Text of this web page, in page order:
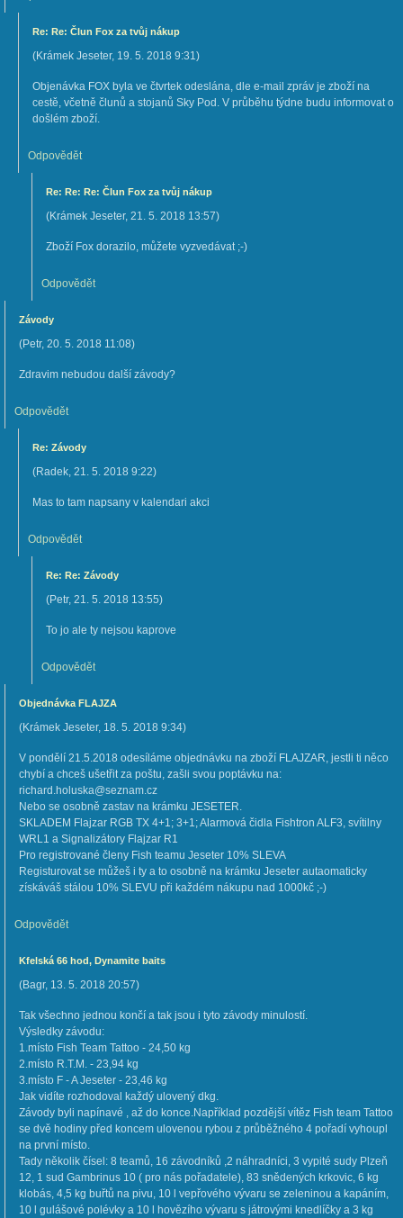
Re: Re: Člun Fox za tvůj nákup
(Krámek Jeseter, 19. 5. 2018 9:31)
Objenávka FOX byla ve čtvrtek odeslána, dle e-mail zpráv je zboží na
cestě, včetně člunů a stojanů Sky Pod. V průběhu týdne budu informovat o
došlém zboží.
Odpovědět
Re: Re: Re: Člun Fox za tvůj nákup
(Krámek Jeseter, 21. 5. 2018 13:57)
Zboží Fox dorazilo, můžete vyzvedávat ;-)
Odpovědět
Závody
(Petr, 20. 5. 2018 11:08)
Zdravim nebudou další závody?
Odpovědět
Re: Závody
(Radek, 21. 5. 2018 9:22)
Mas to tam napsany v kalendari akci
Odpovědět
Re: Re: Závody
(Petr, 21. 5. 2018 13:55)
To jo ale ty nejsou kaprove
Odpovědět
Objednávka FLAJZA
(Krámek Jeseter, 18. 5. 2018 9:34)
V pondělí 21.5.2018 odesíláme objednávku na zboží FLAJZAR, jestli ti něco
chybí a chceš ušetřit za poštu, zašli svou poptávku na:
richard.holuska@seznam.cz
Nebo se osobně zastav na krámku JESETER.
SKLADEM Flajzar RGB TX 4+1; 3+1; Alarmová čidla Fishtron ALF3, svítilny
WRL1 a Signalizátory Flajzar R1
Pro registrované členy Fish teamu Jeseter 10% SLEVA
Registurovat se můžeš i ty a to osobně na krámku Jeseter autaomaticky
získáváš stálou 10% SLEVU při každém nákupu nad 1000kč ;-)
Odpovědět
Kfelská 66 hod, Dynamite baits
(Bagr, 13. 5. 2018 20:57)
Tak všechno jednou končí a tak jsou i tyto závody minulostí.
Výsledky závodu:
1.místo Fish Team Tattoo - 24,50 kg
2.místo R.T.M. - 23,94 kg
3.místo F - A Jeseter - 23,46 kg
Jak vidíte rozhodoval každý ulovený dkg.
Závody byli napínavé , až do konce.Například pozdější vítěz Fish team Tattoo
se dvě hodiny před koncem ulovenou rybou z průběžného 4 pořadí vyhoupl
na první místo.
Tady několik čísel: 8 teamů, 16 závodníků ,2 náhradníci, 3 vypité sudy Plzeň
12, 1 sud Gambrinus 10 ( pro nás pořadatele), 83 snědených krkovic, 6 kg
klobás, 4,5 kg buřtů na pivu, 10 l vepřového vývaru se zeleninou a kapáním,
10 l gulášové polévky a 10 l hovězího vývaru s játrovými knedlíčky a 3 kg